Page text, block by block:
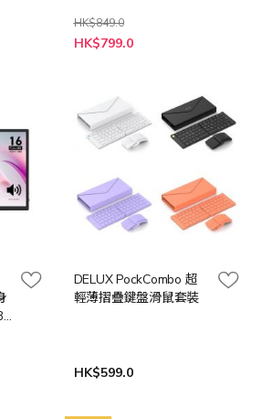
HK$849.0
特
殊
HK$799.0
DELUX PockCombo 超
輕薄摺疊鍵盤滑鼠套裝
HK$599.0